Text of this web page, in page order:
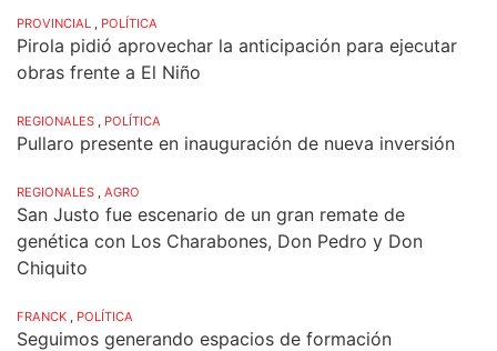
PROVINCIAL POLÍTICA
Pirola pidió aprovechar la anticipación para ejecutar
obras frente a El Niño
REGIONALES POLÍTICA
Pullaro presente en inauguración de nueva inversión
REGIONALES AGRO
San Justo fue escenario de un gran remate de
genética con Los Charabones, Don Pedro y Don
Chiquito
FRANCK POLÍTICA
Seguimos generando espacios de formación